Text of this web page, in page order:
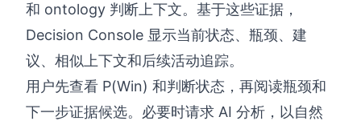
和 ontology 判断上下文。基于这些证据，
Decision Console 显示当前状态、瓶颈、建
议、相似上下文和后续活动追踪。
用户先查看 P(Win) 和判断状态，再阅读瓶颈和
下一步证据候选。必要时请求 AI 分析，以自然